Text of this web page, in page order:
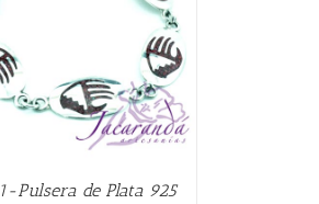
Pulsera de Plata 925